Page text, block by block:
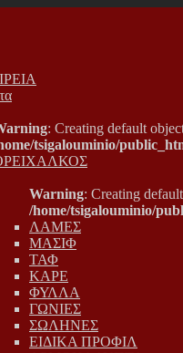
: Creating default
tsigalouminio/
Warning: Creating
/home/tsigalouminio/
ΛΑΜΕΣ
ΜΑΣΙΦ
ΤΑΦ
ΚΑΡΕ
ΦΥΛΛΑ
ΓΩΝΙΕΣ
ΣΩΛΗΝΕΣ
ΕΙΔΙΚΑ ΠΡΟΦΙΛ